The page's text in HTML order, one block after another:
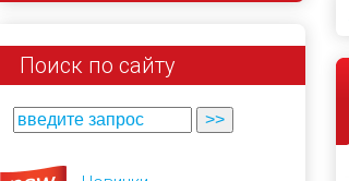
Поиск по сайту